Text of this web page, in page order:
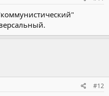
#12